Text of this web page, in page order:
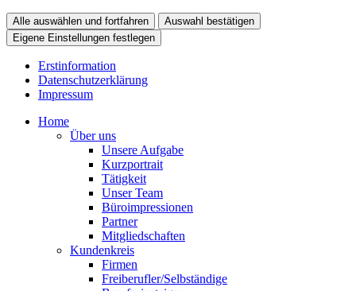
Alle auswählen und fortfahren
Auswahl bestätigen
Eigene Einstellungen festlegen
Erstinformation
Datenschutzerklärung
Impressum
Home
Über uns
Unsere Aufgabe
Kurzportrait
Tätigkeit
Unser Team
Büroimpressionen
Partner
Mitgliedschaften
Kundenkreis
Firmen
Freiberufler/Selbständige